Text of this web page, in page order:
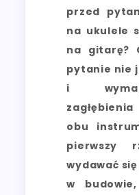
przed
na ukulele
na gitarę?
pytanie nie
i
obu
pierwszy
wydawać
w